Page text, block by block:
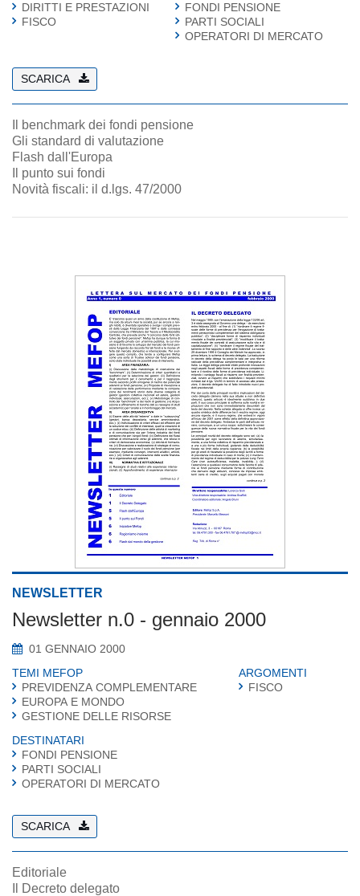
DIRITTI E PRESTAZIONI
FISCO
FONDI PENSIONE
PARTI SOCIALI
OPERATORI DI MERCATO
SCARICA
Il benchmark dei fondi pensione
Gli standard di valutazione
Flash dall'Europa
Il punto sui fondi
Novità fiscali: il d.lgs. 47/2000
NEWSLETTER
Newsletter n.0 - gennaio 2000
01 GENNAIO 2000
TEMI MEFOP
PREVIDENZA COMPLEMENTARE
EUROPA E MONDO
GESTIONE DELLE RISORSE
ARGOMENTI
FISCO
DESTINATARI
FONDI PENSIONE
PARTI SOCIALI
OPERATORI DI MERCATO
SCARICA
Editoriale
Il Decreto delegato